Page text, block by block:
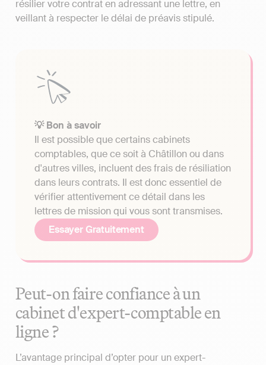
résilier votre contrat en adressant une lettre, en
veillant à respecter le délai de préavis stipulé.
💡 Bon à savoir
Il est possible que certains cabinets
comptables, que ce soit à Châtillon ou dans
d'autres villes, incluent des frais de résiliation
dans leurs contrats. Il est donc essentiel de
vérifier attentivement ce détail dans les
lettres de mission qui vous sont transmises.
Essayer Gratuitement
Peut-on faire confiance à un
cabinet d'expert-comptable en
ligne ?
L’avantage principal d’opter pour un expert-